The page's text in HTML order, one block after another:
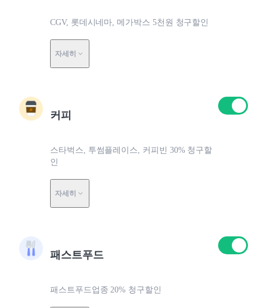
CGV, 롯데시네마, 메가박스 5천원 청구할인
자세히
커피
스타벅스, 투썸플레이스, 커피빈 30% 청구할
인
자세히
패스트푸드
패스트푸드업종 20% 청구할인